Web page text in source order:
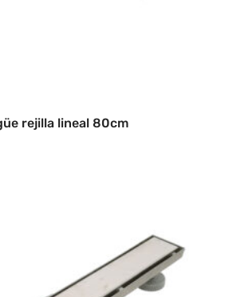
rejilla lineal 80cm